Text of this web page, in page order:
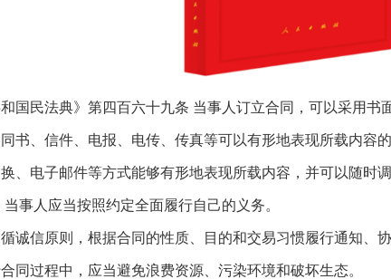
民法典》第四百六十九条 当事人订立合同，可以采用书
、信件、电报、电传、传真等可以有形地表现所载内容的
电子邮件等方式能够有形地表现所载内容，并可以随时调
人应当按照约定全面履行自己的义务。
信原则，根据合同的性质、目的和交易习惯履行通知、协
过程中，应当避免浪费资源、污染环境和破坏生态。